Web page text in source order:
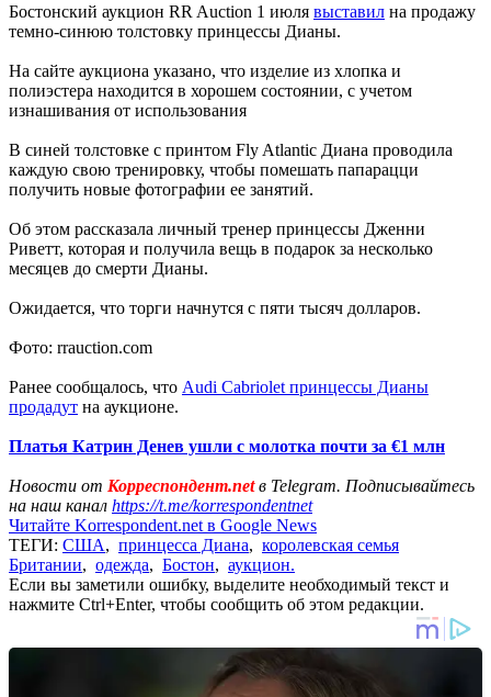
Бостонский аукцион RR Auction 1 июля выставил на продажу
темно-синюю толстовку принцессы Дианы.
На сайте аукциона указано, что изделие из хлопка и
полиэстера находится в хорошем состоянии, с учетом
изнашивания от использования
В синей толстовке с принтом Fly Atlantic Диана проводила
каждую свою тренировку, чтобы помешать папарацци
получить новые фотографии ее занятий.
Об этом рассказала личный тренер принцессы Дженни
Риветт, которая и получила вещь в подарок за несколько
месяцев до смерти Дианы.
Ожидается, что торги начнутся с пяти тысяч долларов.
Фото: rrauction.com
Ранее сообщалось, что Audi Cabriolet принцессы Дианы
продадут на аукционе.
Платья Катрин Денев ушли с молотка почти за €1 млн
Новости от Корреспондент.netв Telegram. Подписывайтесь
на наш канал https://t.me/korrespondentnet
Читайте Korrespondent.net в Google News
ТЕГИ: США, принцесса Диана, королевская семья
Британии, одежда, Бостон, аукцион.
Если вы заметили ошибку, выделите необходимый текст и
нажмите Ctrl+Enter, чтобы сообщить об этом редакции.